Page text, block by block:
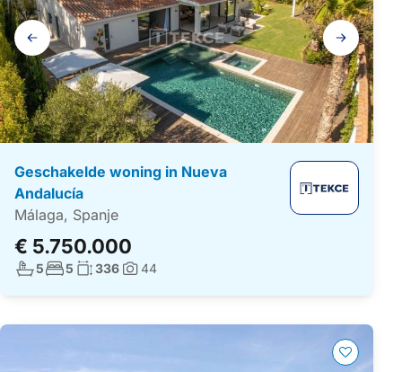
Galerij
navigatie
Geschakelde woning in Nueva
Andalucía
Málaga, Spanje
€ 5.750.000
Aantal badkamers:
5Aantal slaapkamers:
5 Woonoppervlakte:
336Foto's:
44